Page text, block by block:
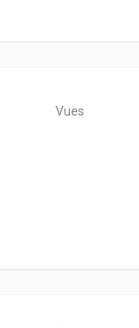
Vues